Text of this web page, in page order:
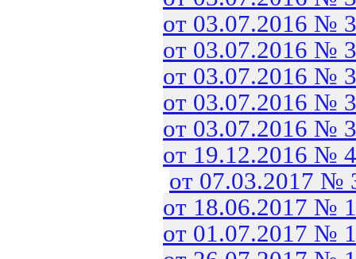
от 03.07.2016 №
от 03.07.2016 №
от 03.07.2016 №
от 03.07.2016 №
от 03.07.2016 №
от 19.12.2016 №
от 07.03.2017 №
от 18.06.2017 №
от 01.07.2017 №